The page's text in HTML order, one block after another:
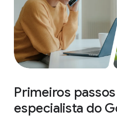
Primeiros
especialista do